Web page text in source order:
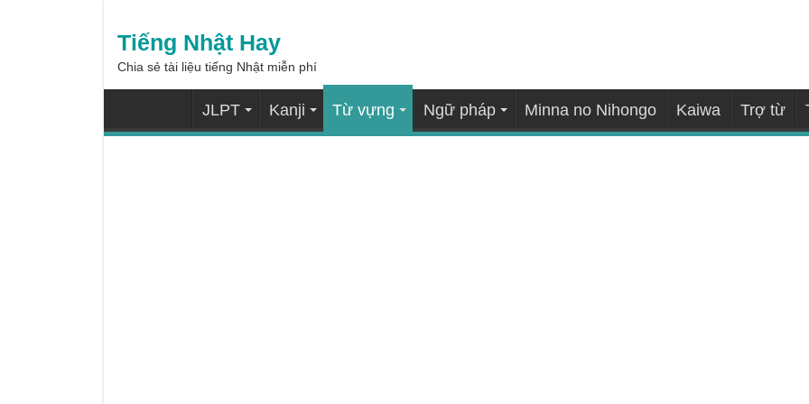
Tiếng Nhật Hay
Chia sẻ tài liệu tiếng Nhật miễn phí
JLPT Kanji Từ vựng Ngữ pháp Minna no Nihongo Kaiwa Trợ từ